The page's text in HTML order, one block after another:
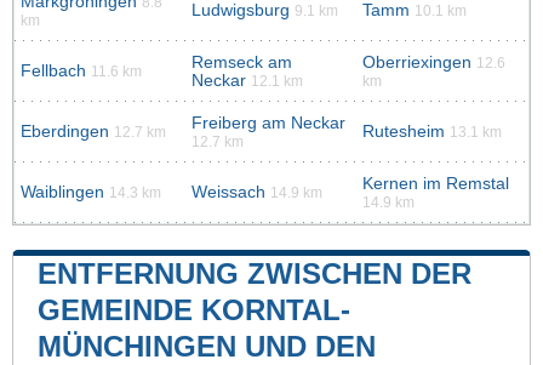
km
Ludwigsburg 9.1 km Tamm 10.1 km
Fellbach 11.6 km
Remseck am
Neckar 12.1 km
Oberriexingen 12.6
km
Eberdingen 12.7 km Freiberg am Neckar
12.7 km
Rutesheim 13.1 km
Waiblingen 14.3 km Weissach 14.9 km Kernen im Remstal
14.9 km
ENTFERNUNG ZWISCHEN DER
GEMEINDE KORNTAL-
MÜNCHINGEN UND DEN